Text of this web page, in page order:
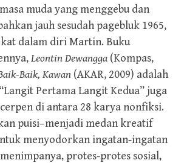
muda yang menggebu dan
jauh sesudah pagebluk 1965,
dalam diri Martin. Buku
Leontin Dewangga (Kompas,
Baik, Kawan (AKAR, 2009) adalah
Pertama Langit Kedua” juga
di antara 28 karya nonfiksi.
puisi–menjadi medan kreatif
menyodorkan ingatan-ingatan
protes-protes sosial,